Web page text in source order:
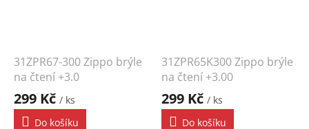
31ZPR67-300 Zippo brýle
na čtení +3.0
299 Kč / ks
Do košíku
31ZPR65K300 Zippo brýle
na čtení +3.00
299 Kč / ks
Do košíku